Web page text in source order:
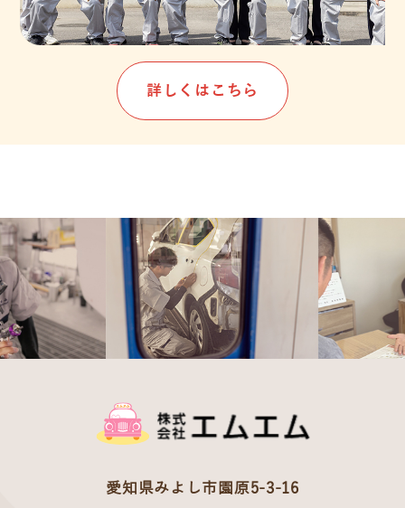
詳しくはこちら
愛知県みよし市園原5-3-16